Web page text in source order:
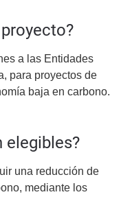
a las Entidades
para proyectos de
baja en carbono.
elegibles?
una reducción de
mediante los